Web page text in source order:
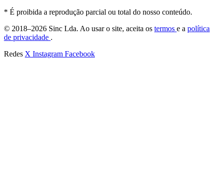
* É proibida a reprodução parcial ou total do nosso conteúdo.
© 2018–2026 Sinc Lda. Ao usar o site, aceita os termos e a política
de privacidade .
Redes X Instagram Facebook